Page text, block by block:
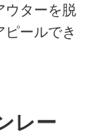
ウターを脱
ールでき
レー